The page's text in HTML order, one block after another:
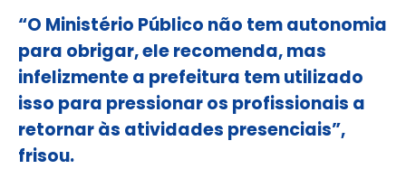
“O Ministério Público não tem autonomia
para obrigar, ele recomenda, mas
infelizmente a prefeitura tem utilizado
isso para pressionar os profissionais a
retornar às atividades presenciais”,
frisou.